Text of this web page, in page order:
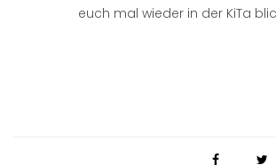
euch mal wieder in der KiTa